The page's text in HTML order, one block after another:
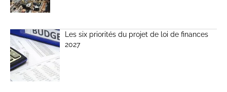
Les six priorités du projet de loi de finances
2027